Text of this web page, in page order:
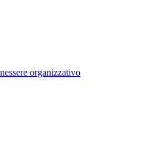
organizzativo